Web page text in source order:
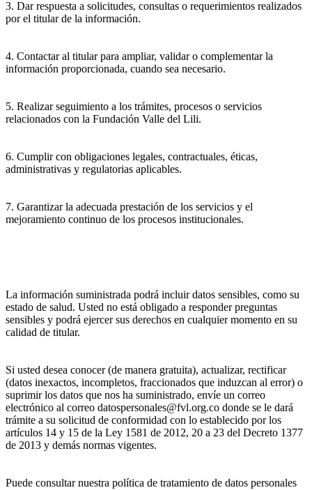
3. Dar respuesta a solicitudes, consultas o requerimientos realizados
por el titular de la información.
4. Contactar al titular para ampliar, validar o complementar la
información proporcionada, cuando sea necesario.
5. Realizar seguimiento a los trámites, procesos o servicios
relacionados con la Fundación Valle del Lili.
6. Cumplir con obligaciones legales, contractuales, éticas,
administrativas y regulatorias aplicables.
7. Garantizar la adecuada prestación de los servicios y el
mejoramiento continuo de los procesos institucionales.
La información suministrada podrá incluir datos sensibles, como su
estado de salud. Usted no está obligado a responder preguntas
sensibles y podrá ejercer sus derechos en cualquier momento en su
calidad de titular.
Si usted desea conocer (de manera gratuita), actualizar, rectificar
(datos inexactos, incompletos, fraccionados que induzcan al error) o
suprimir los datos que nos ha suministrado, envíe un correo
electrónico al correo datospersonales@fvl.org.co donde se le dará
trámite a su solicitud de conformidad con lo establecido por los
artículos 14 y 15 de la Ley 1581 de 2012, 20 a 23 del Decreto 1377
de 2013 y demás normas vigentes.
Puede consultar nuestra política de tratamiento de datos personales